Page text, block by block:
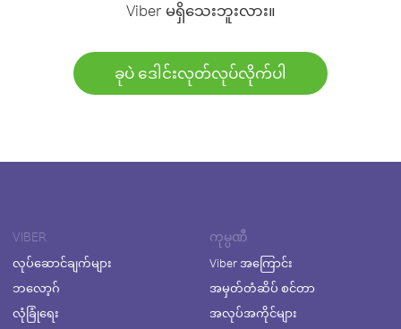
Viber မရှိသေးဘူးလား။
ခုပဲ ဒေါင်းလုတ်လုပ်လိုက်ပါ
VIBER
လုပ်ဆောင်ချက်များ
ဘလော့ဂ်
လုံခြုံရေး
ကုမ္ပဏီ
Viber အကြောင်း
အမှတ်တံဆိပ် စင်တာ
အလုပ်အကိုင်များ